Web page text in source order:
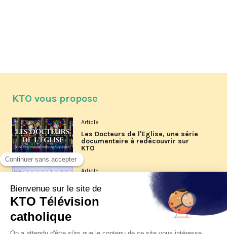
KTO vous propose
Article
Les Docteurs de l'Église, une série
documentaire à redécouvrir sur
KTO
Article
Les reportages d'été 2026 de KTO
La visite pastorale du pape Léon